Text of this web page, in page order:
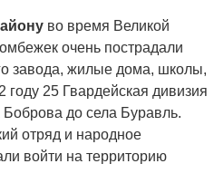
во время Великой
очень пострадали
завода, жилые дома, школы,
25 Гвардейская дивизия
до села Буравль.
отряд и народное
войти на территорию